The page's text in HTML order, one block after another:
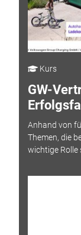
Kurs
GW-
Anhand von
Themen, die
wichtige Rolle